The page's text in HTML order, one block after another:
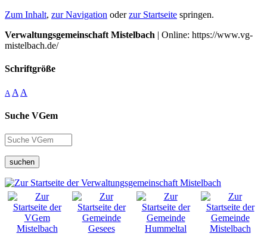
Zum Inhalt, zur Navigation oderzur Startseite springen.
Verwaltungsgemeinschaft Mistelbach | Online: https://www.vg-
mistelbach.de/
Schriftgröße
A A A
Suche VGem
suchen